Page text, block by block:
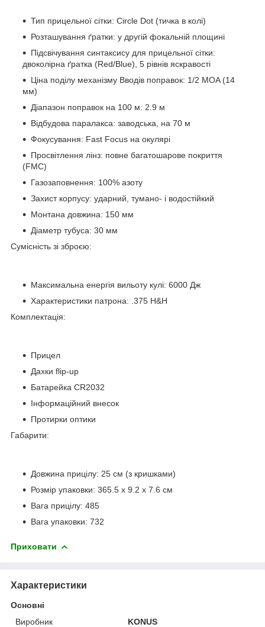
Тип прицельної сітки: Circle Dot (тичка в колі)
Розташування ґратки: у другій фокальній площині
Підсвічування синтаксису для прицельної сітки:
двоколірна ґратка (Red/Blue), 5 рівнів яскравості
Ціна поділу механізму Вводів поправок: 1/2 MOA (14
мм)
Діапазон поправок на 100 м: 2.9 м
Відбудова паралакса: заводська, на 70 м
Фокусування: Fast Focus на окулярі
Просвітлення лінз: повне багатошарове покриття
(FMC)
Газозаповнення: 100% азоту
Захист корпусу: ударний, тумано- і водостійкий
Монтана довжина: 150 мм
Діаметр тубуса: 30 мм
Сумісність зі зброєю:
Максимальна енергія вильоту кулі: 6000 Дж
Характеристики патрона: .375 H&H
Комплектація:
Прицел
Дахки flip-up
Батарейка СR2032
Інформаційний внесок
Протирки оптики
Габарити:
Довжина прицілу: 25 см (з кришками)
Розмір упаковки: 365.5 х 9.2 х 7.6 см
Вага прицілу: 485
Вага упаковки: 732
Приховати
Характеристики
Основні
Виробник
KONUS